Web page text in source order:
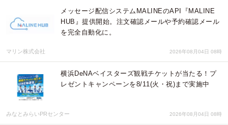
メッセージ配信システムMALINEのAPI『MALINE
HUB』提供開始。注文確認メールや予約確認メール
を完全自動化に。
マリン株式会社 2026年08月04日 08時
横浜DeNAベイスターズ観戦チケットが当たる！プ
レゼントキャンペーンを8/11(火・祝)まで実施中
みなとみらいPRセンター 2026年08月04日 08時